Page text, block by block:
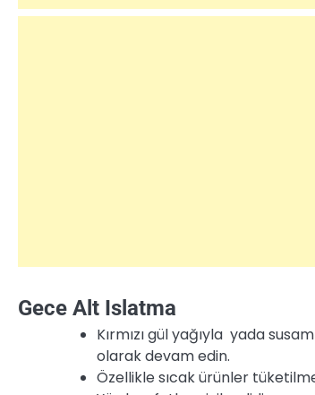
Gece Alt Islatma
Kırmızı gül yağıyla yada
olarak devam edin.
Özellikle sıcak ürünler